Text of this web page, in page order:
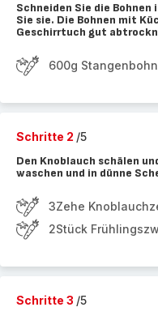
Schneiden Sie die
Sie sie. Die Bohnen mit
Geschirrtuch gut
600g
Schritte 2 /5
Den Knoblauch schälen
waschen und in dünne
3Zehe
2Stück
Schritte 3 /5